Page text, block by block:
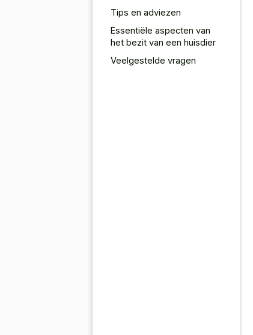
Tips en adviezen
Essentiële aspecten van
het bezit van een huisdier
Veelgestelde vragen